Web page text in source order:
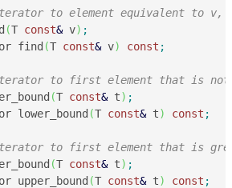
to element equivalent to v,
(T const& v) ;
find
(T const& v) const ;
to first element that is not
(T const& t) ;
lower_bound
(T const& t) const ;
to first element that is
(T const& t) ;
upper_bound
(T const& t) const ;